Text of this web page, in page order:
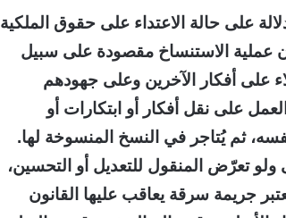
على حالة الاعتداء على حقوق الملكية
عملية الاستنساخ مقصودة على سبيل
على أفكار الآخرين وعلى جهودهم
على نقل أفكار أو ابتكارات أو
ثم يُتاجر في النسخ المنسوخة لها.
تعرّض المنقول للتعديل أو التحسين،
جريمة سرقة يعاقب عليها القانون